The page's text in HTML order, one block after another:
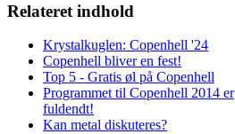
Relateret indhold
Krystalkuglen: Copenhell '24
Copenhell bliver en fest!
Top 5 - Gratis øl på Copenhell
Programmet til Copenhell 2014 er
fuldendt!
Kan metal diskuteres?